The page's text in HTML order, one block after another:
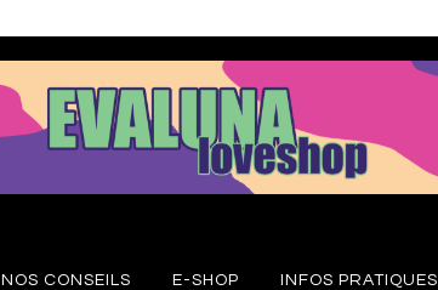
NOS CONSEILS E-SHOP INFOS PRATIQUES